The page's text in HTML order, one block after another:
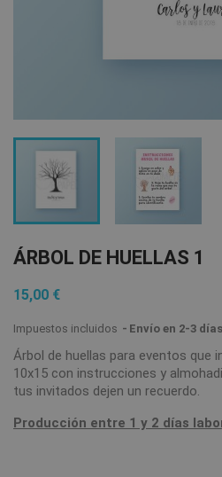
ÁRBOL DE HUELLAS 1
15,00 €
Impuestos incluidos Envío en 2-3
Árbol de huellas para eventos que
10x15 con instrucciones y
tus invitados dejen un recuerdo.
Producción entre 1 y 2 días